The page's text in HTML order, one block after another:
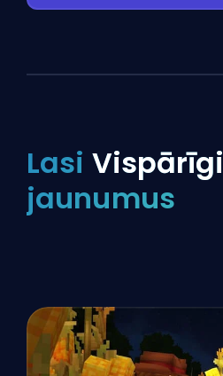
Lasi Vispārīgi
jaunumus